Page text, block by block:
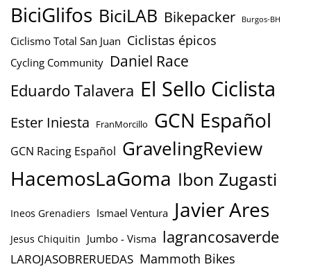
BiciGlifos BiciLAB Bikepacker Burgos-BH
Ciclismo Total San Juan Ciclistas épicos
Cycling Community Daniel Race
Eduardo Talavera El Sello Ciclista
Ester Iniesta FranMorcillo GCN Español
GCN Racing Español GravelingReview
HacemosLaGoma Ibon Zugasti
Ineos Grenadiers Ismael Ventura Javier Ares
Jesus Chiquitin Jumbo - Visma lagrancosaverde
LAROJASOBRERUEDAS Mammoth Bikes